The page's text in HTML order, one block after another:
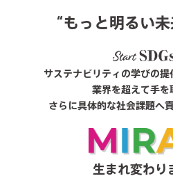
“もっと明るい
サステナビリティの学びの提
業界を超えて手を
さらに具体的な社会課題へ
生まれ変わり